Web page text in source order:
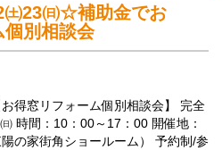
㈯23㈰☆補助金でお
個別相談会
得窓リフォーム個別相談会】 完全
時間：10：00～17：00 開催地：
の家街角ショールーム） 予約制/参